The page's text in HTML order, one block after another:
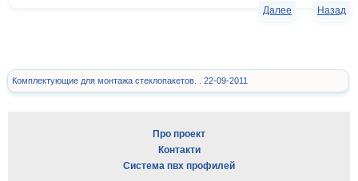
Назад
Далее
Комплектующие для монтажа стеклопакетов. . 22-09-2011
Про проект
Контакти
Система пвх профилей